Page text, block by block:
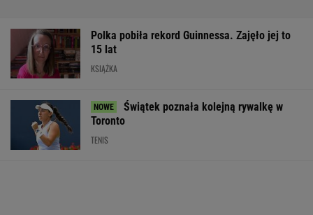
Polka pobiła rekord Guinnessa. Zajęło jej to
15 lat
KSIĄŻKA
Świątek poznała kolejną rywalkę w
Toronto
TENIS